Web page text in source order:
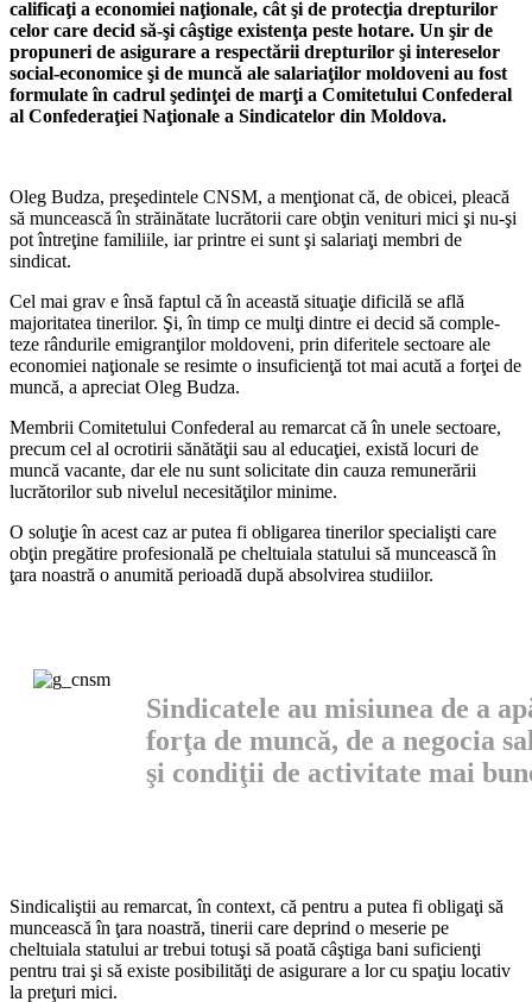
calificaţi a economiei naţionale, cât şi de protecţia drepturilor
ce­lor care decid să-şi câştige existenţa peste hotare. Un şir de
propuneri de asigurare a respectării drepturilor şi intereselor
social-economice şi de muncă ale salariaţilor mol­doveni au fost
formulate în cadrul şedinţei de marţi a Comitetului Confederal
al Confederaţiei Naţionale a Sindicatelor din Moldova.
Oleg Budza, preşedintele CNSM, a menţionat că, de obicei, pleacă
să munceas­că în străinătate lucrătorii care obţin venituri mici şi nu-şi
pot întreţine familii­le, iar printre ei sunt şi sa­lariaţi membri de
sindicat.
Cel mai grav e însă fap­tul că în această situaţie di­ficilă se află
majoritatea ti­nerilor. Şi, în timp ce mulţi dintre ei decid să comple­
teze rândurile emigranţilor moldoveni, prin diferitele sectoare ale
economiei na­ţionale se resimte o insufi­cienţă tot mai acută a forţei de
muncă, a apreciat Oleg Budza.
Membrii Comitetului Confederal au remarcat că în unele sectoare,
precum cel al ocrotirii sănătăţii sau al educaţiei, există locuri de
muncă vacante, dar ele nu sunt solicitate din cau­za remunerării
lucrătorilor sub nivelul necesităţilor minime.
O soluţie în acest caz ar putea fi obligarea tinerilor specialişti care
obţin pregă­tire profesională pe cheltu­iala statului să muncească în
ţara noastră o anumită perioadă după absolvirea studiilor.
Sindicatele au misiunea de a
forţa de muncă, de a negocia
şi condiţii de activitate mai
Sindicaliştii au remarcat, în context, că pentru a putea fi obligaţi să
muncească în ţara noastră, tinerii care deprind o mese­rie pe
cheltuiala statului ar trebui totuşi să poată câştiga bani suficienţi
pentru trai şi să existe posibilităţi de asigurare a lor cu spaţiu locativ
la preţuri mici.